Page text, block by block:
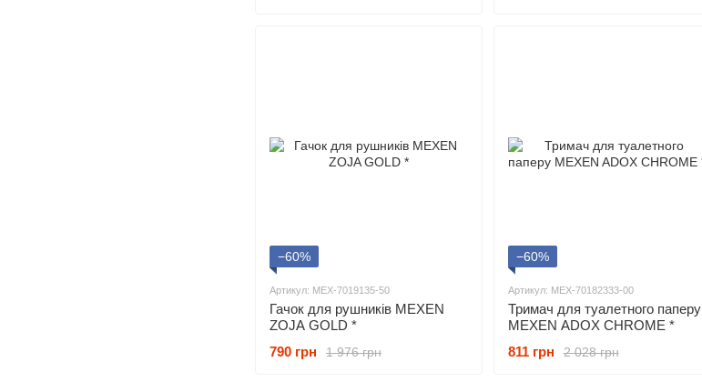
−60%
Артикул: MEX-7019135-50
Гачок для рушників MEXEN
ZOJA GOLD *
1 976 грн
790 грн
−60%
Артикул: MEX-70182333-00
Тримач для туалетного паперу
MEXEN ADOX CHROME *
2 028 грн
811 грн